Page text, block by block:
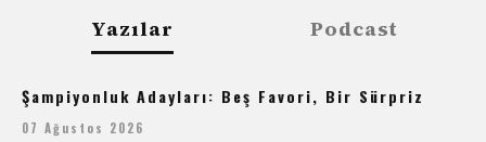
Yazılar Podcast
Şampiyonluk Adayları: Beş Favori, Bir Sürpriz
07 Ağustos 2026